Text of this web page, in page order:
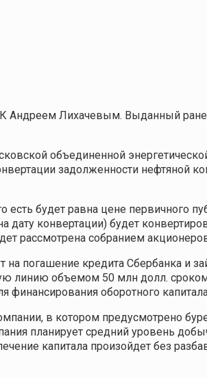
Андреем Лихачевым. Выданный
объединенной
задолженности нефтяной
есть будет равна цене первичного
дату конвертации) будет
рассмотрена собранием
на погашение кредита Сбербанка и
линию объемом 50 млн долл.
оборотного
в котором предусмотрено
планирует средний уровень
капитала произойдет без